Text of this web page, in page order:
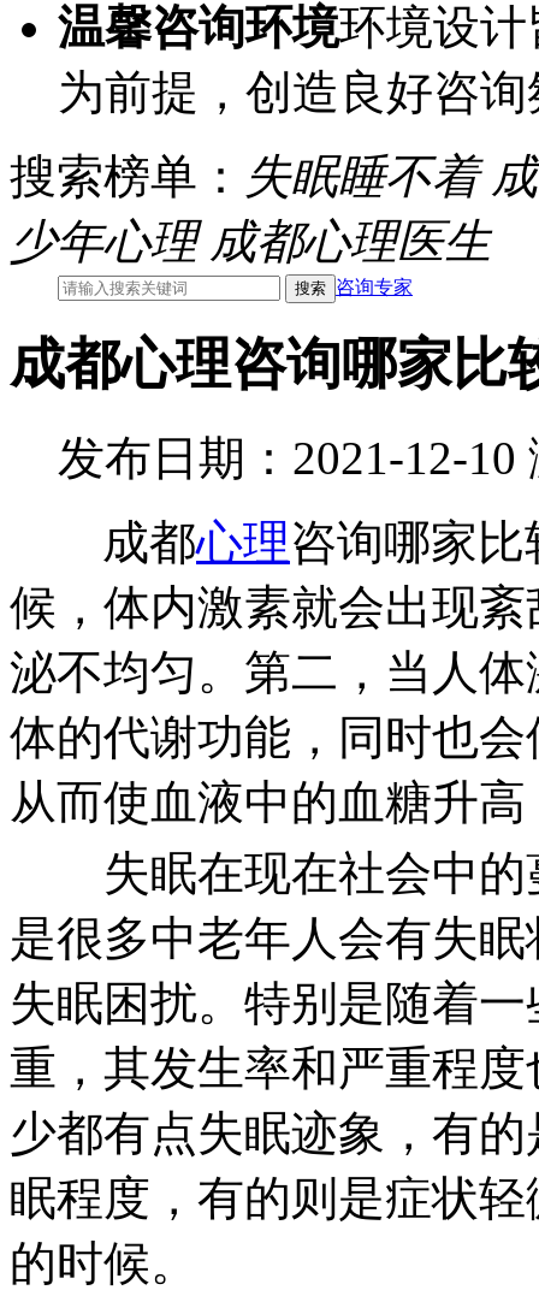
温馨咨询环境环境设
为前提，创造良好咨
搜索榜单： 失眠睡不着
少年心理 成都心理医生
咨询专家
成都心理咨询哪家比
发布日期：2021-12-10
成都心理咨询哪家
候，体内激素就会出现
泌不均匀。第二，当人
体的代谢功能，同时也
从而使血液中的血糖升
失眠在现在社会中的
是很多中老年人会有失
失眠困扰。特别是随着
重，其发生率和严重程
少都有点失眠迹象，有
眠程度，有的则是症状
的时候。